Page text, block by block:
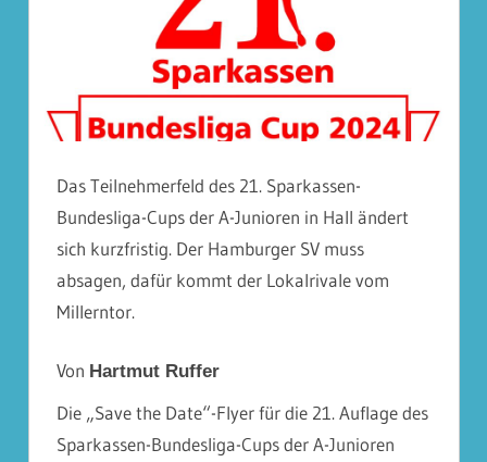
Das Teilnehmerfeld des 21. Sparkassen-
Bundesliga-Cups der A-Junioren in Hall ändert
sich kurzfristig. Der Hamburger SV muss
absagen, dafür kommt der Lokalrivale vom
Millerntor.
Von Hartmut Ruffer
Die „Save the Date“-Flyer für die 21. Auflage des
Sparkassen-Bundesliga-Cups der A-Junioren